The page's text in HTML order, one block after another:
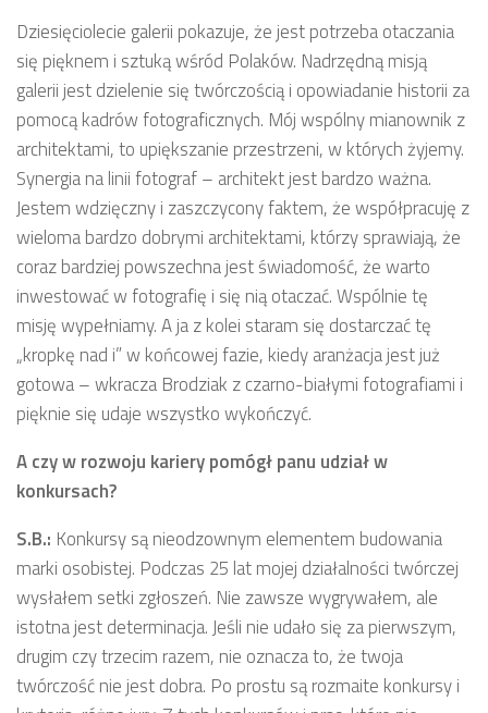
Dziesięciolecie galerii pokazuje, że jest potrzeba otaczania
się pięknem i sztuką wśród Polaków. Nadrzędną misją
galerii jest dzielenie się twórczością i opowiadanie historii za
pomocą kadrów fotograficznych. Mój wspólny mianownik z
architektami, to upiększanie przestrzeni, w których żyjemy.
Synergia na linii fotograf – architekt jest bardzo ważna.
Jestem wdzięczny i zaszczycony faktem, że współpracuję z
wieloma bardzo dobrymi architektami, którzy sprawiają, że
coraz bardziej powszechna jest świadomość, że warto
inwestować w fotografię i się nią otaczać. Wspólnie tę
misję wypełniamy. A ja z kolei staram się dostarczać tę
„kropkę nad i” w końcowej fazie, kiedy aranżacja jest już
gotowa – wkracza Brodziak z czarno-białymi fotografiami i
pięknie się udaje wszystko wykończyć.
A czy w rozwoju kariery pomógł panu udział w
konkursach?
S.B.: Konkursy są nieodzownym elementem budowania
marki osobistej. Podczas 25 lat mojej działalności twórczej
wysłałem setki zgłoszeń. Nie zawsze wygrywałem, ale
istotna jest determinacja. Jeśli nie udało się za pierwszym,
drugim czy trzecim razem, nie oznacza to, że twoja
twórczość nie jest dobra. Po prostu są rozmaite konkursy i